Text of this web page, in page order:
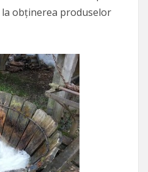
obținerea produselor